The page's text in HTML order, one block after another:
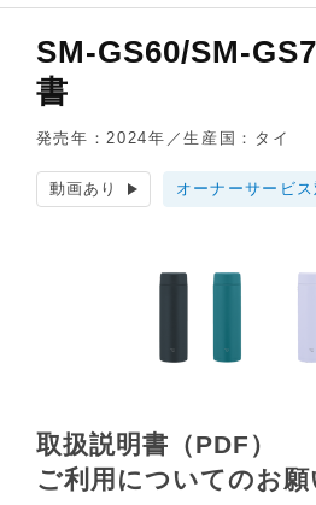
SM-GS60/SM-
書
発売年：2024年／生産国：タイ
動画あり オーナーサービ
取扱説明書（PDF）
ご利用についてのお